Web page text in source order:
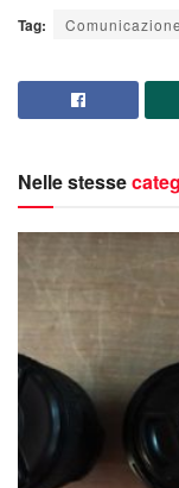
Tag: Comunicazione
Nelle stesse